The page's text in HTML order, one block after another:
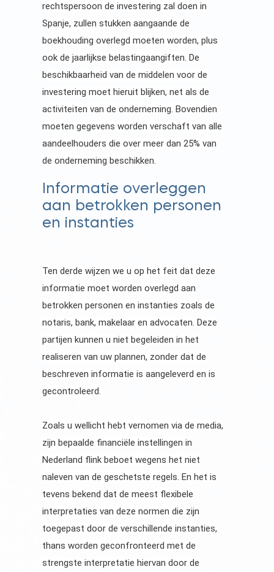
rechtspersoon de investering zal doen in
Spanje, zullen stukken aangaande de
boekhouding overlegd moeten worden, plus
ook de jaarlijkse belastingaangiften. De
beschikbaarheid van de middelen voor de
investering moet hieruit blijken, net als de
activiteiten van de onderneming. Bovendien
moeten gegevens worden verschaft van alle
aandeelhouders die over meer dan 25% van
de onderneming beschikken.
Informatie overleggen
aan betrokken personen
en instanties
Ten derde wijzen we u op het feit dat deze
informatie moet worden overlegd aan
betrokken personen en instanties zoals de
notaris, bank, makelaar en advocaten. Deze
partijen kunnen u niet begeleiden in het
realiseren van uw plannen, zonder dat de
beschreven informatie is aangeleverd en is
gecontroleerd.
Zoals u wellicht hebt vernomen via de media,
zijn bepaalde financiële instellingen in
Nederland flink beboet wegens het niet
naleven van de geschetste regels. En het is
tevens bekend dat de meest flexibele
interpretaties van deze normen die zijn
toegepast door de verschillende instanties,
thans worden geconfronteerd met de
strengste interpretatie hiervan door de